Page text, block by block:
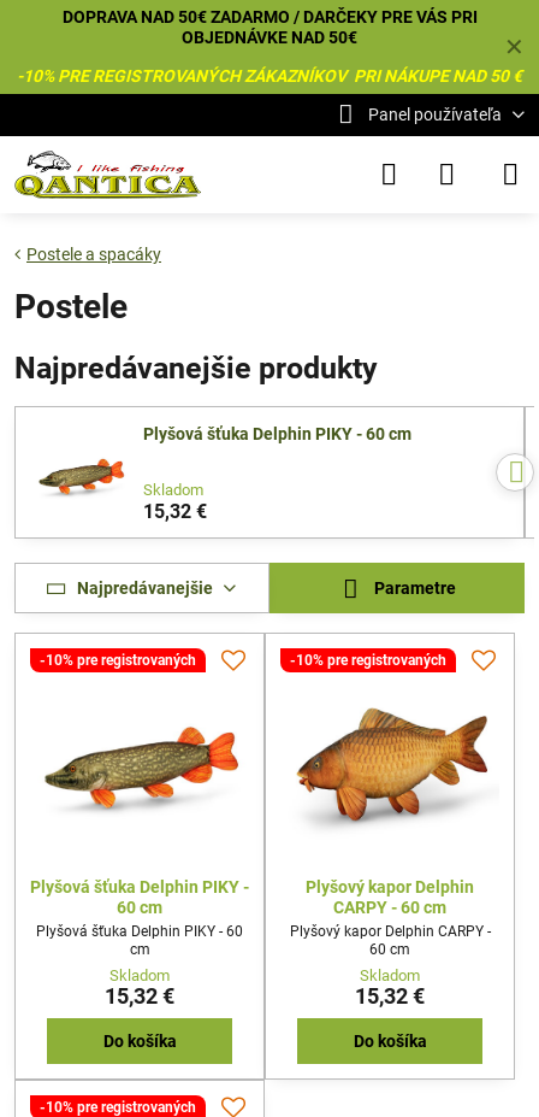
✕
DOPRAVA NAD 50€ ZADARMO / DARČEKY PRE VÁS PRI
OBJEDNÁVKE NAD 50€
-10% PRE REGISTROVANÝCH ZÁKAZNÍKOV PRI NÁKUPE NAD 50 €
Panel používateľa
Postele a spacáky
Postele
Najpredávanejšie produkty
Plyšová šťuka Delphin PIKY - 60 cm
Skladom
15,32 €
Najpredávanejšie Parametre
-10% pre registrovaných
Plyšová šťuka Delphin PIKY -
60 cm
Plyšová šťuka Delphin PIKY - 60
cm
Skladom
15,32 €
Do košíka
-10% pre registrovaných
Plyšový kapor Delphin
CARPY - 60 cm
Plyšový kapor Delphin CARPY -
60 cm
Skladom
15,32 €
Do košíka
-10% pre registrovaných